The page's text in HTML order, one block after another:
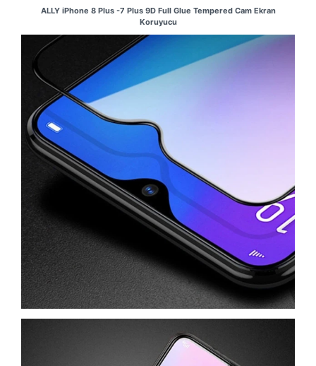
ALLY iPhone 8 Plus -7 Plus 9D Full Glue Tempered Cam Ekran
Koruyucu